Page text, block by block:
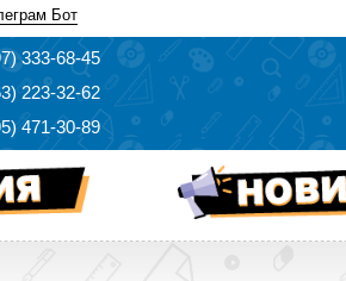
Бот
7)333-68-45
223-32-62
471-30-89